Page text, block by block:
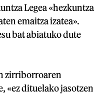
Legea «hezkuntza
emaitza izatea».
bat abiatuko dute
zirriborroaren
«ez dituelako jasotzen